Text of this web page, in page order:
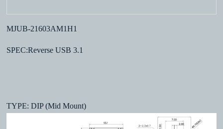
MJUB-21603AM1H1
SPEC:Reverse USB 3.1
TYPE: DIP (Mid Mount)